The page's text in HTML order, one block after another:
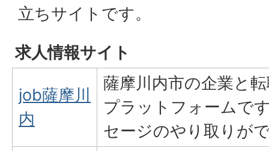
立ちサイトです。
求人情報サイト
job薩摩川
内
薩摩川内市の企業と
プラットフォームで
セージのやり取りが